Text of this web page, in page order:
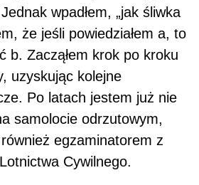
wpadłem, „jak śliwka
że jeśli powiedziałem a, to
b. Zacząłem krok po kroku
uzyskując kolejne
Po latach jestem już nie
samolocie odrzutowym,
egzaminatorem z
Cywilnego.